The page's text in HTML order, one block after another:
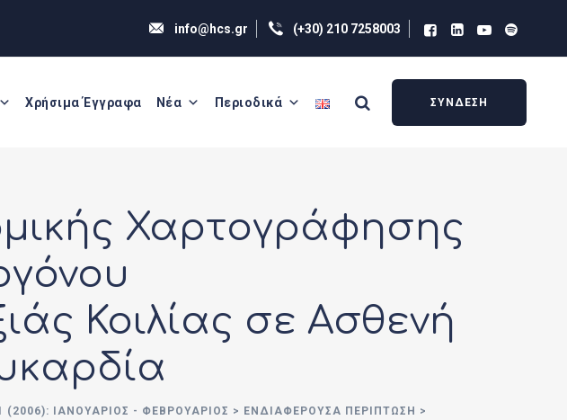
info@hcs.gr (+30) 210 7258003
Χρήσιμα Έγγραφα Νέα Περιοδικά ΣΥΝΔΕΣΗ
Χαρτογράφησης
Κοιλίας σε Ασθενή
(2006): ΙΑΝΟΥΆΡΙΟΣ - ΦΕΒΡΟΥΆΡΙΟΣ > ΕΝΔΙΑΦΕΡΟΥΣΑ ΠΕΡΙΠΤΩΣΗ >